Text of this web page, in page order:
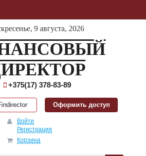
9 августа, 2026
+375(17) 378-83-89
Оформить доступ
Войти
Регистрация
Корзина